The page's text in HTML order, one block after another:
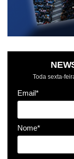
Toda sexta-
Email*
Nome*